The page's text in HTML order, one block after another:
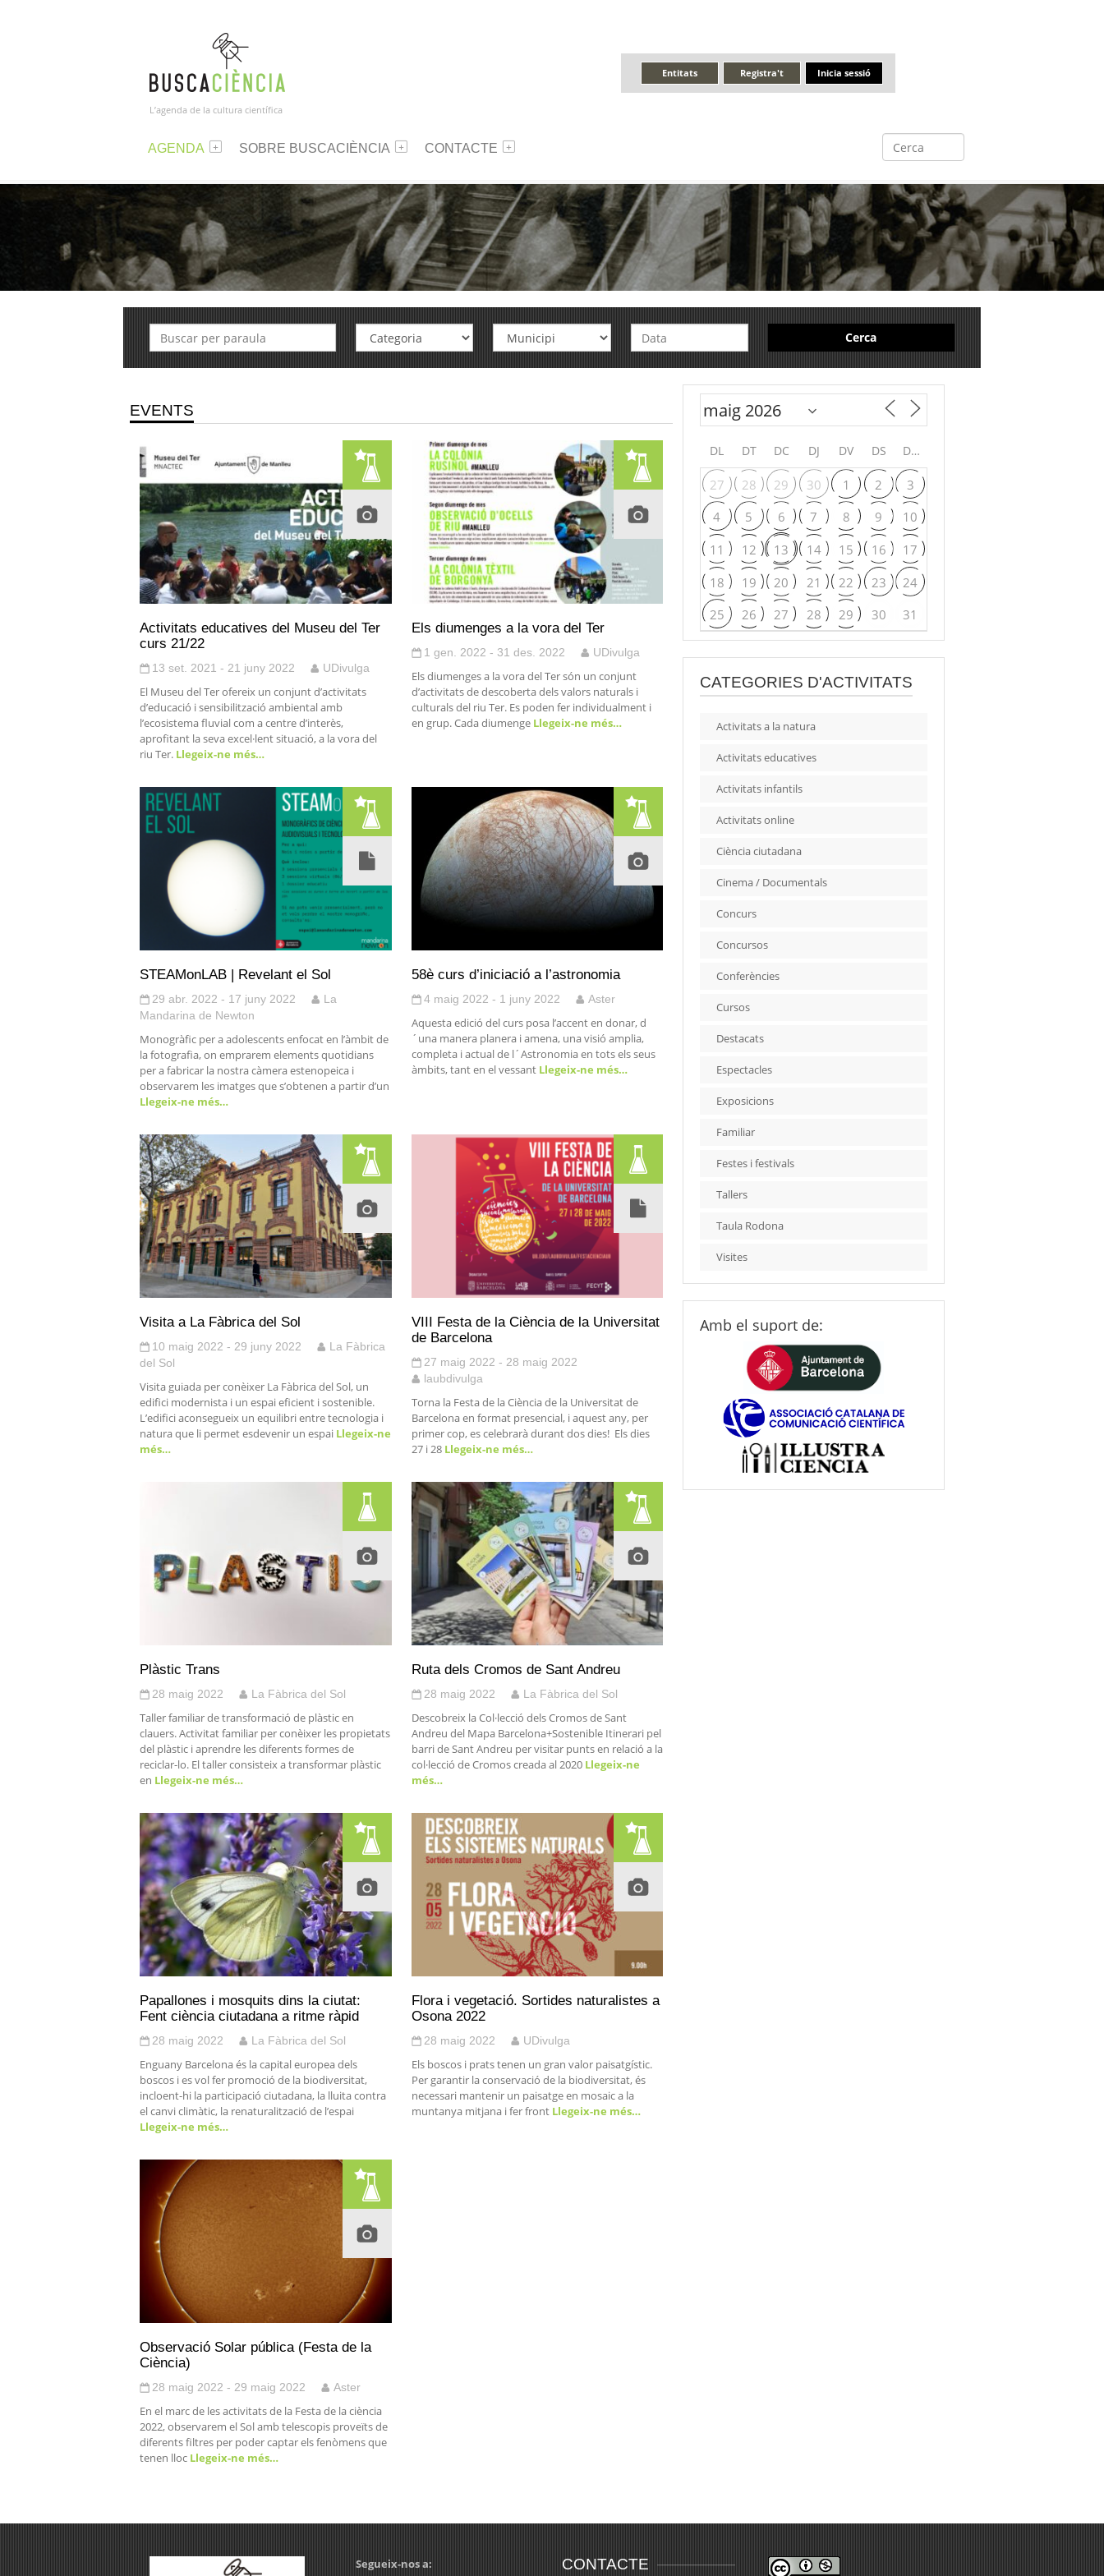
L’agenda de la cultura científica
Inicia sessió
Registra't
Entitats
AGENDA SOBRE BUSCACIÈNCIA CONTACTE
Cerca
EVENTS
Activitats educatives del Museu del Ter
curs 21/22
13 set. 2021 - 21 juny 2022 UDivulga
El Museu del Ter ofereix un conjunt d’activitats
d’educació i sensibilització ambiental amb
l’ecosistema fluvial com a centre d’interès,
aprofitant la seva excel·lent situació, a la vora del
riu Ter. Llegeix-ne més…
Els diumenges a la vora del Ter
1 gen. 2022 - 31 des. 2022 UDivulga
Els diumenges a la vora del Ter són un conjunt
d’activitats de descoberta dels valors naturals i
culturals del riu Ter. Es poden fer individualment i
en grup. Cada diumengeLlegeix-ne més…
STEAMonLAB | Revelant el Sol
29 abr. 2022 - 17 juny 2022
La
Mandarina de Newton
Monogràfic per a adolescents enfocat en l’àmbit de
la fotografia, on emprarem elements quotidians
per a fabricar la nostra càmera estenopeica i
observarem les imatges que s’obtenen a partir d’un
Llegeix-ne més…
58è curs d’iniciació a l’astronomia
4 maig 2022 - 1 juny 2022 Aster
Aquesta edició del curs posa l’accent en donar, d
´una manera planera i amena, una visió amplia,
completa i actual de l´Astronomia en tots els seus
àmbits, tant en el vessantLlegeix-ne més…
Visita a La Fàbrica del Sol
10 maig 2022 - 29 juny 2022
La Fàbrica
del Sol
Visita guiada per conèixer La Fàbrica del Sol, un
edifici modernista i un espai eficient i sostenible.
L’edifici aconsegueix un equilibri entre tecnologia i
natura que li permet esdevenir un espai Llegeix-ne
més…
VIII Festa de la Ciència de la Universitat
de Barcelona
27 maig 2022 - 28 maig 2022
laubdivulga
Torna la Festa de la Ciència de la Universitat de
Barcelona en format presencial, i aquest any, per
primer cop, es celebrarà durant dos dies! Els dies
27 i 28Llegeix-ne més…
Plàstic Trans
28 maig 2022 La Fàbrica del Sol
Taller familiar de transformació de plàstic en
clauers. Activitat familiar per conèixer les propietats
del plàstic i aprendre les diferents formes de
reciclar-lo. El taller consisteix a transformar plàstic
en Llegeix-ne més…
Ruta dels Cromos de Sant Andreu
28 maig 2022 La Fàbrica del Sol
Descobreix la Col·lecció dels Cromos de Sant
Andreu del Mapa Barcelona+Sostenible Itinerari pel
barri de Sant Andreu per visitar punts en relació a la
col·lecció de Cromos creada al 2020Llegeix-ne
més…
Papallones i mosquits dins la ciutat:
Fent ciència ciutadana a ritme ràpid
28 maig 2022 La Fàbrica del Sol
Enguany Barcelona és la capital europea dels
boscos i es vol fer promoció de la biodiversitat,
incloent-hi la participació ciutadana, la lluita contra
el canvi climàtic, la renaturalització de l’espai
Llegeix-ne més…
Flora i vegetació. Sortides naturalistes a
Osona 2022
28 maig 2022 UDivulga
Els boscos i prats tenen un gran valor paisatgístic.
Per garantir la conservació de la biodiversitat, és
necessari mantenir un paisatge en mosaic a la
muntanya mitjana i fer frontLlegeix-ne més…
Observació Solar pública (Festa de la
Ciència)
28 maig 2022 - 29 maig 2022 Aster
En el marc de les activitats de la Festa de la ciència
2022, observarem el Sol amb telescopis proveïts de
diferents filtres per poder captar els fenòmens que
tenen lloc Llegeix-ne més…
DL DT DC DJ DV DS DG
27 28 29 30 1 2
3
4
5 6 7 8 9
10
11
12 13 14 15 16
17
18
19 20 21 22 23
24
25
26 27 28 29 30 31
CATEGORIES D'ACTIVITATS
Activitats a la natura
Activitats educatives
Activitats infantils
Activitats online
Ciència ciutadana
Cinema / Documentals
Concurs
Concursos
Conferències
Cursos
Destacats
Espectacles
Exposicions
Familiar
Festes i festivals
Tallers
Taula Rodona
Visites
Amb el suport de:
Segueix-nos a: CONTACTE